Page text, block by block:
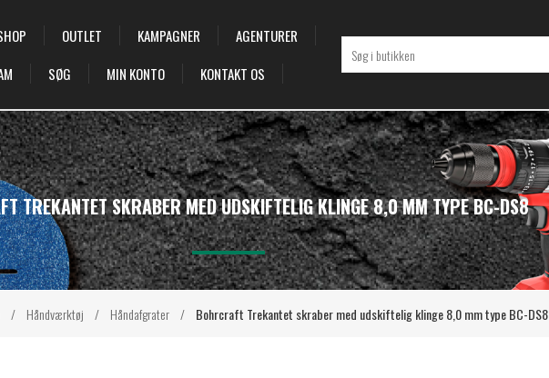
OUTLET KAMPAGNER
AGENTURER
SØG MIN KONTO KONTAKT OS
/ Håndværktøj / Håndafgrater / Bohrcraft Trekantet skraber med udskiftelig klinge 8,0 mm type BC-DS8
TREKANTET SKRABER MED UDSKIFTELIG KLINGE 8,0 MM TYPE BC-DS8